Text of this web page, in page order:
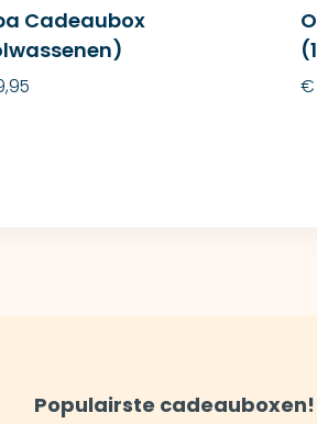
Cadeaubox
€
Populairste cadeauboxen!